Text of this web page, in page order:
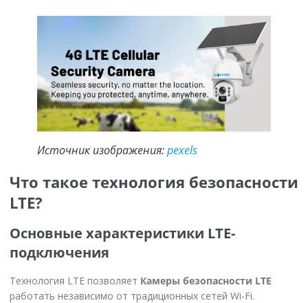
Источник изображения:pexels
Что такое технология безопасности
LTE?
Основные характеристики LTE-
подключения
Технология LTE позволяет Камеры безопасности LTE
работать независимо от традиционных сетей Wi-Fi.